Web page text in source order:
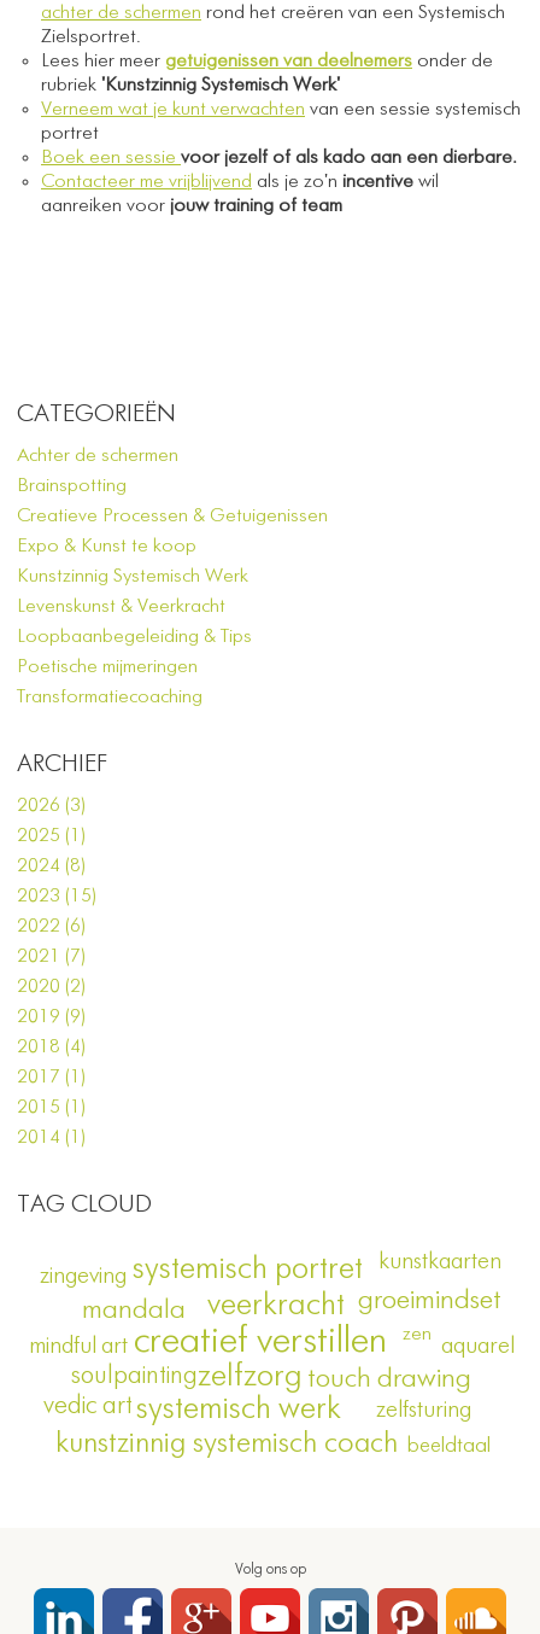
achter de schermen rond het creëren van een Systemisch
Zielsportret.
Lees hier meer getuigenissen van deelnemers onder de
rubriek 'Kunstzinnig Systemisch Werk'
Verneem wat je kunt verwachten van een sessie systemisch
portret
Boek een sessie voor jezelf of als kado aan een dierbare.
Contacteer me vrijblijvend als je zo'n incentive wil
aanreiken voor jouw training of team
CATEGORIEËN
Achter de schermen
Brainspotting
Creatieve Processen & Getuigenissen
Expo & Kunst te koop
Kunstzinnig Systemisch Werk
Levenskunst & Veerkracht
Loopbaanbegeleiding & Tips
Poetische mijmeringen
Transformatiecoaching
ARCHIEF
2026 (3)
2025 (1)
2024 (8)
2023 (15)
2022 (6)
2021 (7)
2020 (2)
2019 (9)
2018 (4)
2017 (1)
2015 (1)
2014 (1)
TAG CLOUD
creatief verstillen
veerkracht
zelfzorg
systemisch portret
systemisch werk
kunstzinnig systemisch coach
touch drawing
mandala groeimindset
soulpainting
vedic art
zingeving
zelfsturing
kunstkaarten
mindful art aquarel
beeldtaal
zen
Volg ons op